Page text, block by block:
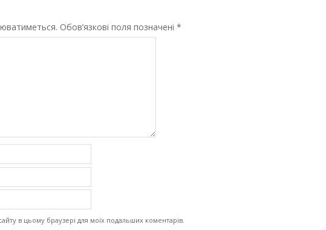
Обов’язкові поля позначені *
в цьому браузері для моїх подальших коментарів.